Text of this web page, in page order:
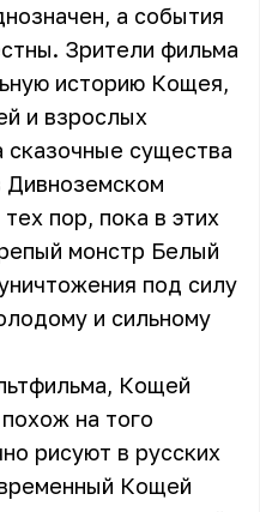
а события
Зрители фильма
историю Кощея,
и взрослых
сказочные существа
пор, пока в этих
монстр Белый
под силу
и сильному
Кощей
на того
рисуют в русских
Кощей